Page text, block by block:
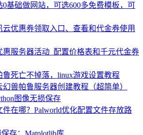
0基础做网站，可选600多免费模板，可
云优惠券领取入口、查看和代金券使用
惠服务器活动_配置价格表和千元代金券
鲁死亡不掉落，linux游戏设置教程
幻兽帕鲁服务器创建教程（超简单）
图像无损保存
件在哪？Palworld优化配置文件存放路
存：Matplotlib库